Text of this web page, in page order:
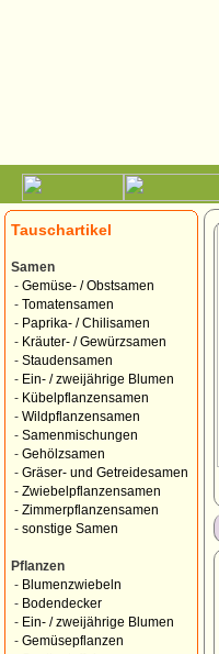
Tauschartikel
Samen
- Gemüse- / Obstsamen
- Tomatensamen
- Paprika- / Chilisamen
- Kräuter- / Gewürzsamen
- Staudensamen
- Ein- / zweijährige Blumen
- Kübelpflanzensamen
- Wildpflanzensamen
- Samenmischungen
- Gehölzsamen
- Gräser- und Getreidesamen
- Zwiebelpflanzensamen
- Zimmerpflanzensamen
- sonstige Samen
Pflanzen
- Blumenzwiebeln
- Bodendecker
- Ein- / zweijährige Blumen
- Gemüsepflanzen